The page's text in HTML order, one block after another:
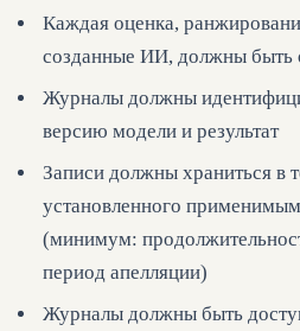
Каждая оценка,
созданные ИИ, должны быть
Журналы должны
версию модели и результат
Записи должны храниться в
установленного
(минимум:
период апелляции)
Журналы должны быть